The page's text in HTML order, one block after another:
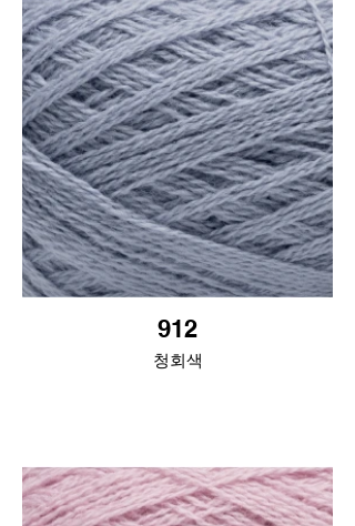
912
청회색